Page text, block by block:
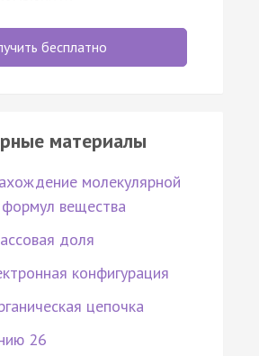
бесплатно
материалы
молекулярной
формул вещества
доля
конфигурация
цепочка
26